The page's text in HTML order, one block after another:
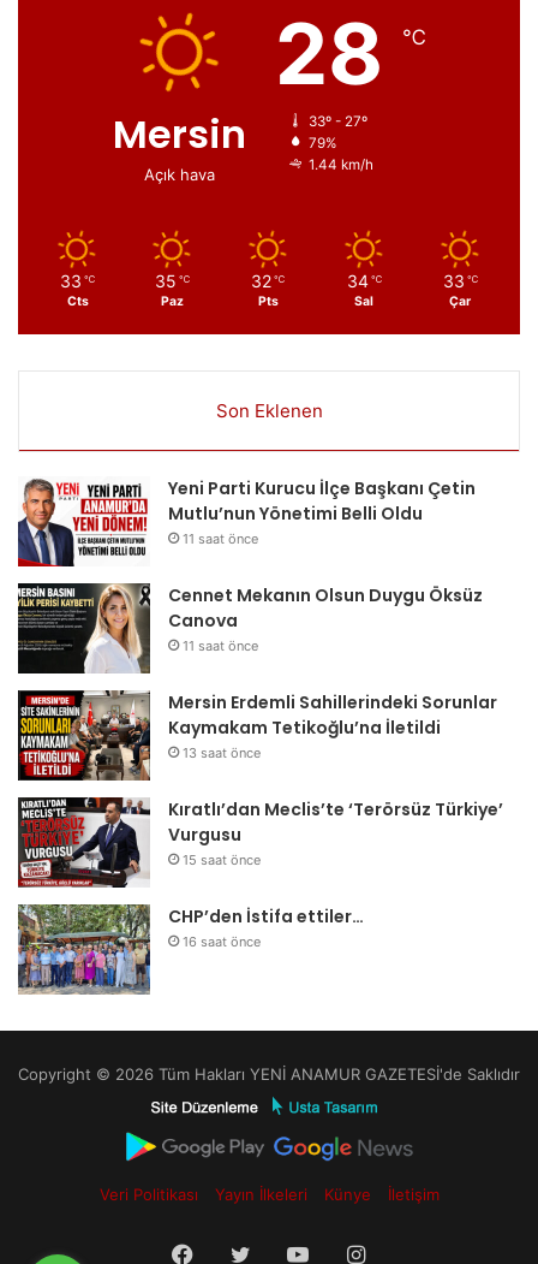
Mersin
Açık hava
28 ℃
33º - 27º
79%
1.44 km/h
33 ℃
Cts
35 ℃
Paz
32 ℃
Pts
34 ℃
Sal
33 ℃
Çar
Son Eklenen
Yeni Parti Kurucu İlçe Başkanı Çetin
Mutlu’nun Yönetimi Belli Oldu
11 saat önce
Cennet Mekanın Olsun Duygu Öksüz
Canova
11 saat önce
Mersin Erdemli Sahillerindeki Sorunlar
Kaymakam Tetikoğlu’na İletildi
13 saat önce
Kıratlı’dan Meclis’te ‘Terörsüz Türkiye’
Vurgusu
15 saat önce
CHP’den İstifa ettiler…
16 saat önce
Copyright © 2026 Tüm Hakları YENİ ANAMUR GAZETESİ'de Saklıdır
Veri Politikası Yayın İlkeleri Künye İletişim
Facebook
TwitterYouTubeInstagram